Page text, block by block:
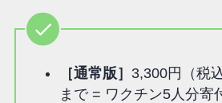
［通常版］ 3,300円（税
まで = ワクチン5人分寄